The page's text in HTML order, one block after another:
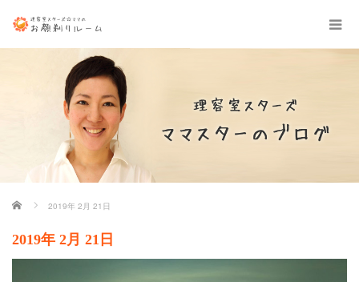
ホーム 2019年 2月 21日
2019年 2月 21日